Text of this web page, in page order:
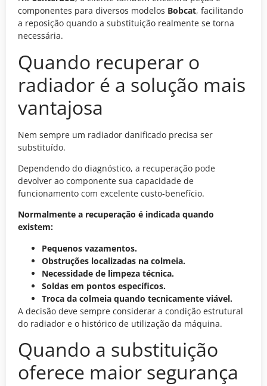
componentes para diversos modelos Bobcat, facilitando
a reposição quando a substituição realmente se torna
necessária.
Quando recuperar o
radiador é a solução mais
vantajosa
Nem sempre um radiador danificado precisa ser
substituído.
Dependendo do diagnóstico, a recuperação pode
devolver ao componente sua capacidade de
funcionamento com excelente custo-benefício.
Normalmente a recuperação é indicada quando
existem:
Pequenos vazamentos.
Obstruções localizadas na colmeia.
Necessidade de limpeza técnica.
Soldas em pontos específicos.
Troca da colmeia quando tecnicamente viável.
A decisão deve sempre considerar a condição estrutural
do radiador e o histórico de utilização da máquina.
Quando a substituição
oferece maior segurança